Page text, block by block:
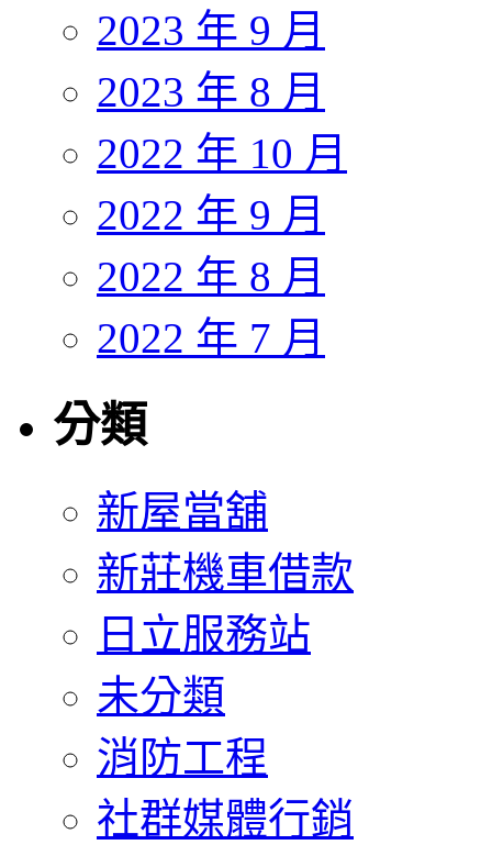
2023 年 9 月
2023 年 8 月
2022 年 10 月
2022 年 9 月
2022 年 8 月
2022 年 7 月
分類
新屋當舖
新莊機車借款
日立服務站
未分類
消防工程
社群媒體行銷